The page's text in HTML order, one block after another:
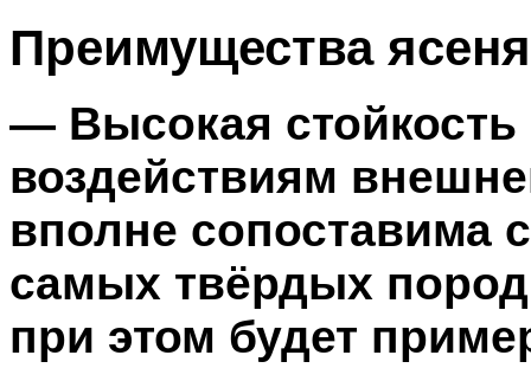
Преимущества
— Высокая стойкость
воздействиям
вполне сопоставима
самых твёрдых
при этом будет